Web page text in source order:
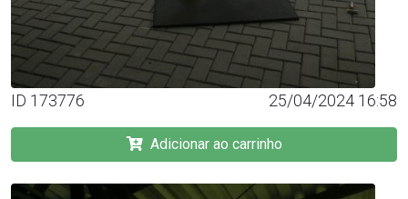
ID 173776 25/04/2024 16:58
Adicionar ao carrinho